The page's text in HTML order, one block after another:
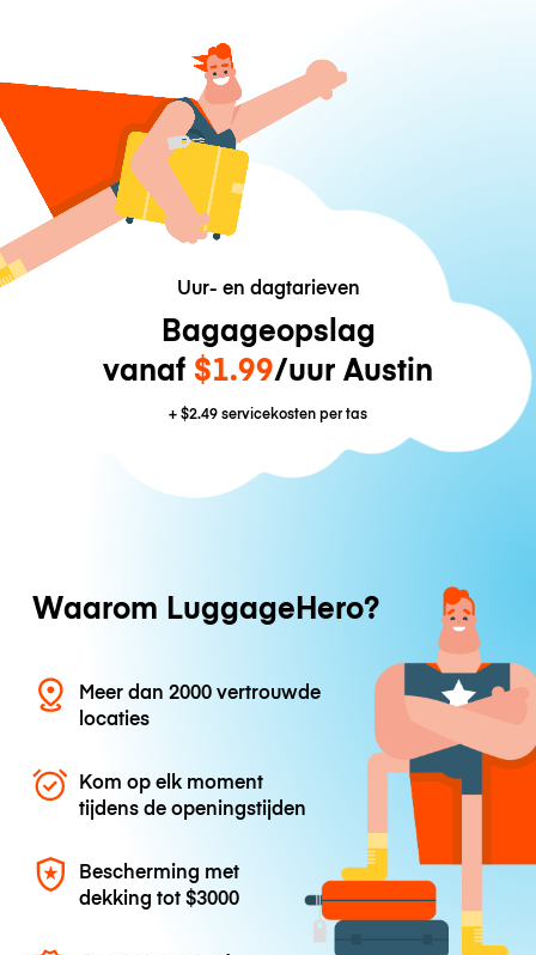
Uur- en dagtarieven
Bagageopslag
vanaf $1.99/uur Austin
+$2.49servicekosten per tas
Waarom LuggageHero?
Meer dan 2000 vertrouwde
locaties
Kom op elk moment
tijdens de openingstijden
Bescherming met
dekking tot$3000